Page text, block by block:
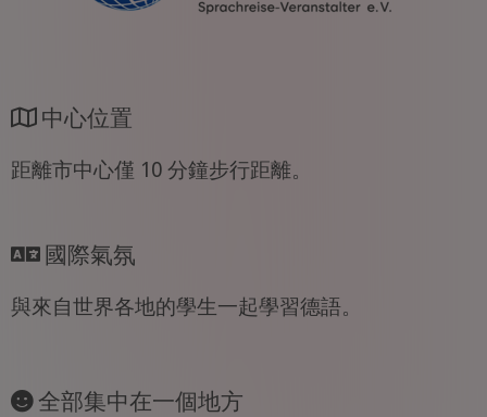
中心位置
距離市中心僅 10 分鐘步行距離。
國際氣氛
與來自世界各地的學生一起學習德語。
全部集中在一個地方